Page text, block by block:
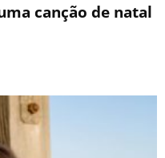
canção de natal